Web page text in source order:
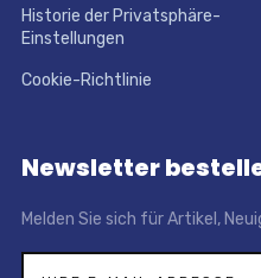
Historie der Privatsphäre-
Einstellungen
Cookie-Richtlinie
Newsletter
Melden Sie sich für Artikel,